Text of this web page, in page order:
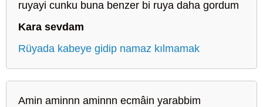
ruyayi cunku buna benzer bi ruya daha gordum
Kara sevdam
Rüyada kabeye gidip namaz kılmamak
Amin aminnn aminnn ecmâin yarabbim